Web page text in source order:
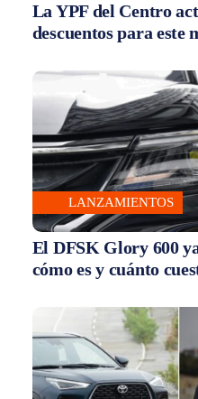
La YPF del Centro
descuentos para este
LANZAMIENTOS
El DFSK Glory 600
cómo es y cuánto